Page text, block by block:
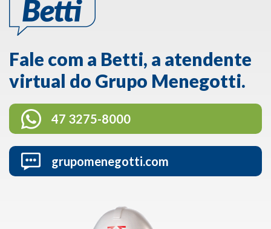
Fale com a Betti, a atendente
virtual do Grupo Menegotti.
47 3275-8000
grupomenegotti.com